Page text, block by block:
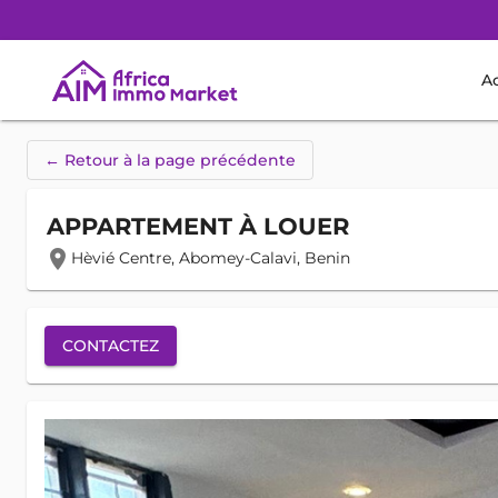
← Retour à la page précédente
APPARTEMENT À LOUER
location_on Hèvié Centre, Abomey-Calavi, Benin
CONTACTEZ